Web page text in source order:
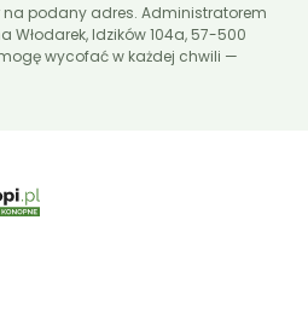
podany adres. Administratorem
Włodarek, Idzików 104a, 57-500
wycofać w każdej chwili —